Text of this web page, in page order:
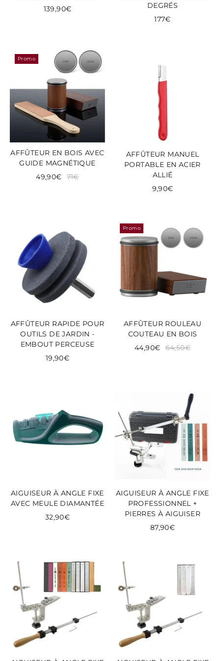
139,90€
DEGRÉS
177€
Promo
AFFÛTEUR EN BOIS AVEC
GUIDE MAGNÉTIQUE
49,90€ 71€
AFFÛTEUR MANUEL
PORTABLE EN ACIER
ALLIÉ
9,90€
AFFÛTEUR RAPIDE POUR
OUTILS DE JARDIN -
EMBOUT PERCEUSE
19,90€
Promo
AFFÛTEUR ROULEAU
COUTEAU EN BOIS
44,90€ 64,50€
AIGUISEUR À ANGLE FIXE
AVEC MEULE DIAMANTÉE
32,90€
AIGUISEUR À ANGLE FIXE
PROFESSIONNEL +
PIERRES À AIGUISER
87,90€